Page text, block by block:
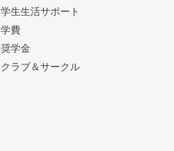
学生生活サポート
学費
奨学金
クラブ＆サークル